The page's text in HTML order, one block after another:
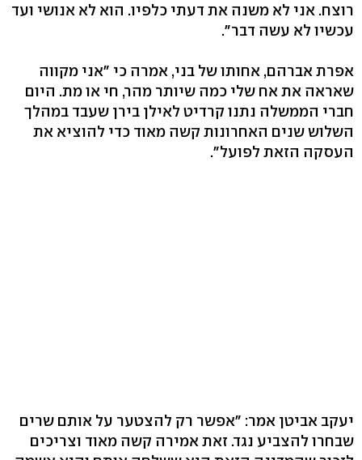
רוצח. אני לא משנה את דעתי כלפיו. הוא לא אנושי ועד
עכשיו לא עשה דבר".
אפרת אברהם, אחותו של בני, אמרה כי "אני מקווה
שאראה את אח שלי כמה שיותר מהר, חי או מת. היום
חברי הממשלה נתנו קרדיט לאילן בירן שעבד במהלך
השלוש שנים האחרונות קשה מאוד כדי להוציא את
העסקה הזאת לפועל".
יעקב אביטן אמר: "אפשר רק להצטער על אותם שרים
שבחרו להצביע נגד. זאת אמירה קשה מאוד וצריכים